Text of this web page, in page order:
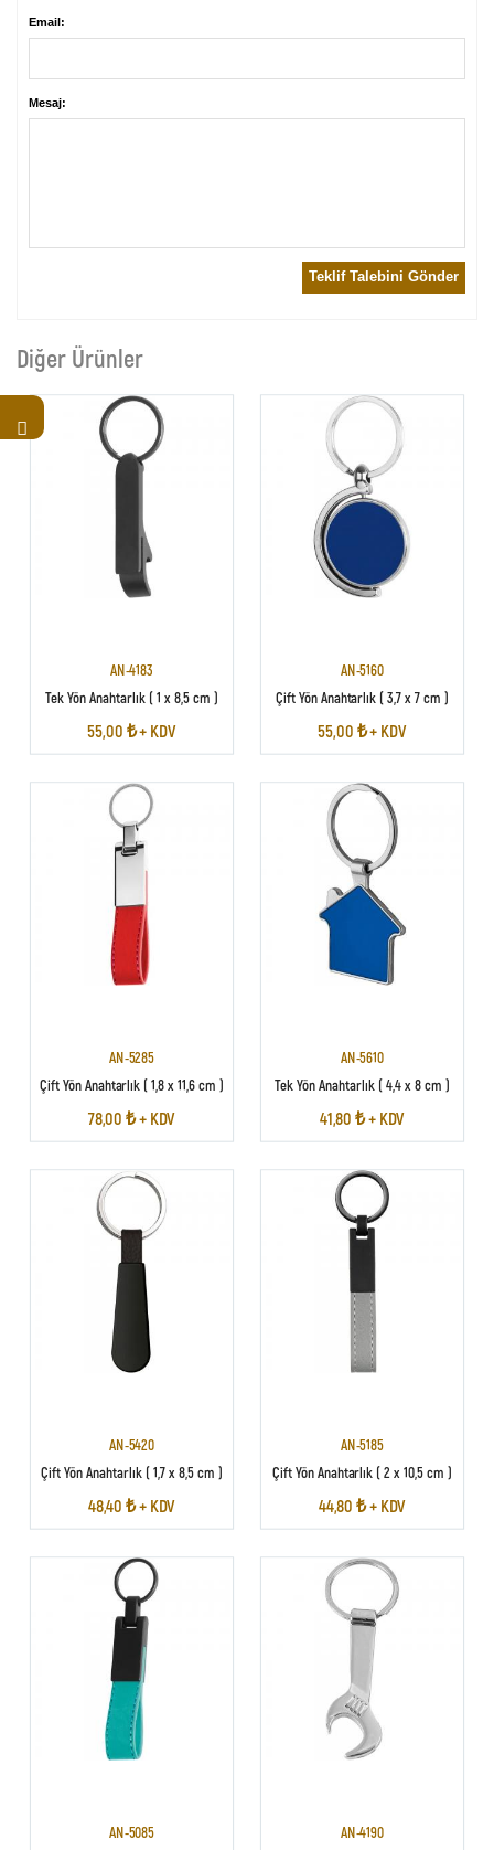
Email:
Mesaj:
Teklif Talebini Gönder
Diğer Ürünler
AN-4183
Tek Yön Anahtarlık ( 1 x 8,5 cm )
55,00 ₺ + KDV
AN-5160
Çift Yön Anahtarlık ( 3,7 x 7 cm )
55,00 ₺ + KDV
AN-5285
Çift Yön Anahtarlık ( 1,8 x 11,6 cm )
78,00 ₺ + KDV
AN-5610
Tek Yön Anahtarlık ( 4,4 x 8 cm )
41,80 ₺ + KDV
AN-5420
Çift Yön Anahtarlık ( 1,7 x 8,5 cm )
48,40 ₺ + KDV
AN-5185
Çift Yön Anahtarlık ( 2 x 10,5 cm )
44,80 ₺ + KDV
AN-5085 AN-4190